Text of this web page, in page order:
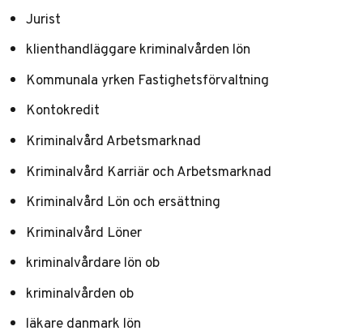
Jurist
klienthandläggare kriminalvården lön
Kommunala yrken Fastighetsförvaltning
Kontokredit
Kriminalvård Arbetsmarknad
Kriminalvård Karriär och Arbetsmarknad
Kriminalvård Lön och ersättning
Kriminalvård Löner
kriminalvårdare lön ob
kriminalvården ob
läkare danmark lön